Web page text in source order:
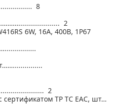
8
2
6W, 16A, 400B, 1P67
2
ТР ТС ЕАС, шт…